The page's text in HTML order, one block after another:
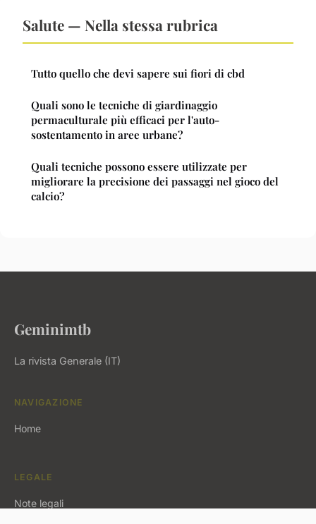
Salute — Nella stessa rubrica
Tutto quello che devi sapere sui fiori di cbd
Quali sono le tecniche di giardinaggio
permaculturale più efficaci per l'auto-
sostentamento in aree urbane?
Quali tecniche possono essere utilizzate per
migliorare la precisione dei passaggi nel gioco del
calcio?
Geminimtb
La rivista Generale (IT)
NAVIGAZIONE
Home
LEGALE
Note legali